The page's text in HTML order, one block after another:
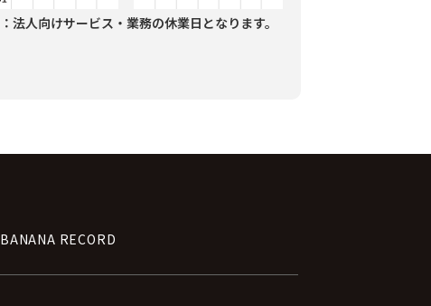
：法人向けサービス・業務の休業日となります。
BANANA RECORD